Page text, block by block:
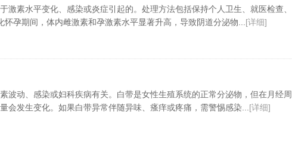
激素水平变化、感染或炎症引起的。处理方法包括保持个人卫生、就医检查、
孕期间，体内雌激素和孕激素水平显著升高，导致阴道分泌物... [详细]
波动、感染或妇科疾病有关。白带是女性生殖系统的正常分泌物，但在月经周
会发生变化。如果白带异常伴随异味、瘙痒或疼痛，需警惕感染... [详细]